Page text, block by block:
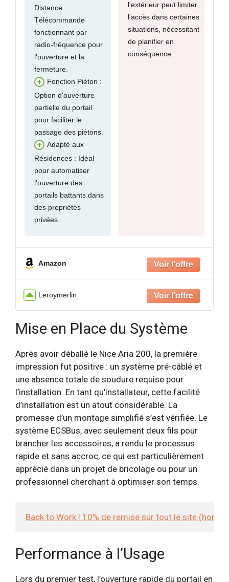
Distance :
Télécommande
fonctionnant par
radio-fréquence pour
l'ouverture et la
fermeture.
Fonction Piéton :
Option d'ouverture
partielle du portail
pour faciliter le
passage des piétons.
Adapté aux
Résidences : Idéal
pour automatiser
l'ouverture des
portails battants dans
des propriétés
privées.
l'extérieur peut limiter
l'accès dans certaines
situations, nécessitant
de planifier en
conséquence.
Amazon
Leroymerlin
Mise en Place du Système
Après avoir déballé le Nice Aria 200, la première
impression fut positive : un système pré-câblé et
une absence totale de soudure requise pour
l’installation. En tant qu’installateur, cette facilité
d’installation est un atout considérable. La
promesse d’un montage simplifié s’est vérifiée. Le
système ECSBus, avec seulement deux fils pour
brancher les accessoires, a rendu le processus
rapide et sans accroc, ce qui est particulièrement
apprécié dans un projet de bricolage ou pour un
professionnel cherchant à optimiser son temps.
Back to Work ! 10% de remise sur tout le site (hors
Performance à l’Usage
Lors du premier test, l’ouverture rapide du portail en